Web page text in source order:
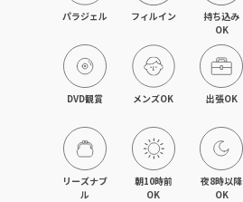
パラジェル フィルイン
持ち込み
OK
DVD観賞 メンズOK 出張OK
リーズナブ
ル
朝10時前
OK
夜8時以降
OK